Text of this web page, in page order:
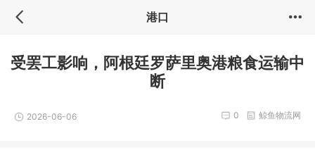
港口
受罢工影响，阿根廷罗萨里奥港粮食运输中
断
2026-06-06 鲸鱼物流网
0